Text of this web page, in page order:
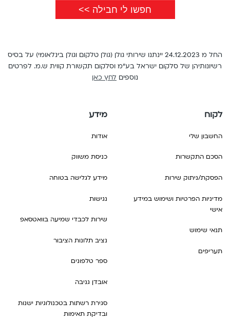
החל מ 24.12.2023 יינתנו שירותי גולן (גולן טלקום וגולן בינלאומי) על בסיס
רשיונותיהן של סלקום ישראל בע"מ וסלקום תקשורת קווית ש.מ. לפרטים
נוספיםלחץ כאן
לקוח
החשבון שלי
הסכם התקשרות
הפסקת/ניתוק שירות
מדיניות הפרטיות ושימוש במידע
אישי
תנאי שימוש
תעריפים
מידע
אודות
כניסת משווק
מידע לגלישה בטוחה
נגישות
שירות לכבדי שמיעה בוואטסאפ
נציב תלונות הציבור
ספר טלפונים
אובדן גניבה
סגירת רשתות בטכנולוגיות ישנות
ובדיקת תאימות